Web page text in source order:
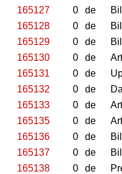
165127
0 de
165128
0 de
165129
0 de
165130
0 de
165131
0 de
165132
0 de
165133
0 de
165135
0 de
165136
0 de
165137
0 de
165138
0 de